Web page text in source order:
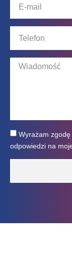
Wyrażam
odpowiedzi na